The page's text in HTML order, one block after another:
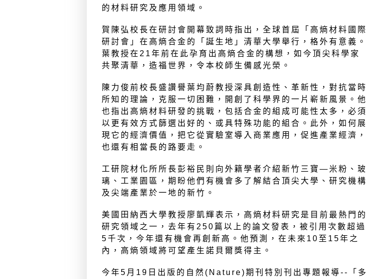
的材料研究及應用領域。
賀陳弘校長在研討會開幕致詞時指出，全球首屆「高熵材料國際
研討會」在高熵合金的「誕生地」清華大學舉行，格外有意義。
葉教授在21年前在此孕育出高熵合金的構想，如今頂尖科學家
共聚清華，造福世界，令本校師生備感光榮。
陳力俊前校長盛讚譽葉均蔚教授深具創造性、革新性，對抗當時
所知的理論，克服一切困難，開創了科學界的一片嶄新風景。他
也指出高熵材料研發的挑戰，包括合金的組成可能性太多，必須
以更有效方式篩選出好的、或具特殊功能的組合。此外，如何展
現它的經濟價值，把它從實驗室導入商業應用，促進產業經濟，
也還有相當長的路要走。
工研院材化所所長彭裕民則向外籍學者介紹新竹三寶—米粉、玻
璃、工業園區，期盼他們有機會多了解結合頂尖大學、研究機構
及尖端產業於一地的新竹。
美國田納西大學教授廖凱輝表示，高熵材料研究是目前最熱門的
研究領域之一，去年有250篇以上的論文發表，被引用次數超過
5千次，今年還有機會再創新高。他預測，在未來10至15年之
內，高熵領域將可望產生諾貝爾獎得主。
今年5月19日出版的自然(Nature)期刊特別刊出專題報導--「多